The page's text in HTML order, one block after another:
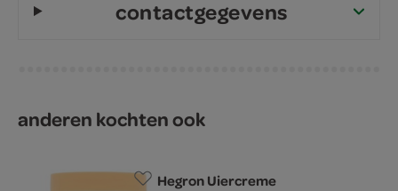
contactgegevens
anderen kochten ook
Hegron Uiercreme